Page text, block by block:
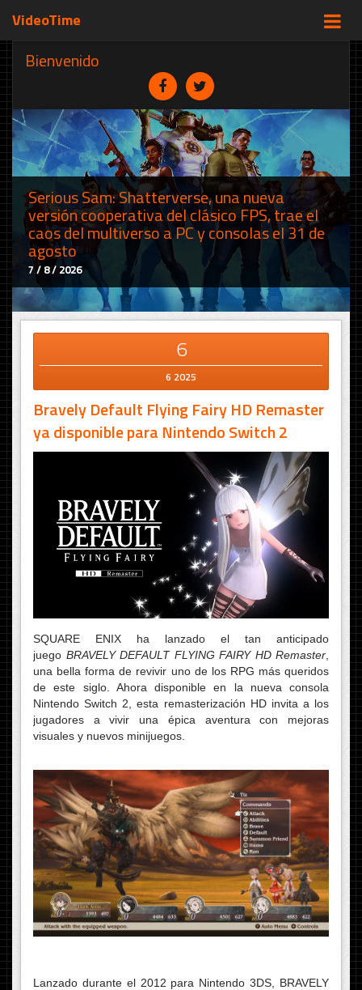
VideoTime
Bienvenido
Serious Sam: Shatterverse, una nueva
versión cooperativa del clásico FPS, trae el
caos del multiverso a PC y consolas el 31 de
agosto
7 / 8 / 2026
6
6 2025
Bravely Default Flying Fairy HD Remaster
ya disponible para Nintendo Switch 2
SQUARE ENIX ha lanzado el tan anticipado
juego BRAVELY DEFAULTFLYING FAIRY HD Remaster
una bella forma de revivir uno de los RPG más queridos
de este siglo. Ahora disponible en la nueva consola
Nintendo Switch 2, esta remasterización HD invita a los
jugadores a vivir una épica aventura con mejoras
visuales y nuevos minijuegos.
Lanzado durante el 2012 para Nintendo 3DS, BRAVELY